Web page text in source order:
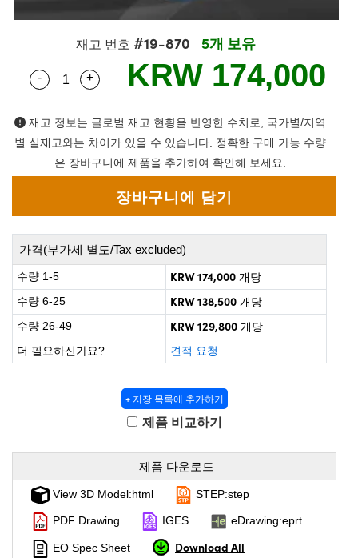
Sputtering) Coated Optics
Stage Micrometers
and Couplers
Direct Microscopes
Development Systems
Components
Gratings™
(UFI)
재고 번호 #19-870 5개 보유
Quantity Selector
- Use the plus and minus buttons to adjust the
+ KRW 174,000
재고 정보는 글로벌 재고 현황을 반영한 수치로, 국가별/지역
별 실재고와는 차이가 있을 수 있습니다. 정확한 구매 가능 수량
은 장바구니에 제품을 추가하여 확인해 보세요.
가격(부가세 별도/Tax excluded)
수량 1-5 KRW 174,000 개당
수량 6-25
KRW 138,500 개당
수량 26-49
KRW 129,800 개당
더 필요하신가요?
견적 요청
+ 저장 목록에 추가하기
제품 비교하기
제품 다운로드
View 3D Model:html STEP:step
PDF Drawing IGES eDrawing:eprt
EO Spec Sheet Download All